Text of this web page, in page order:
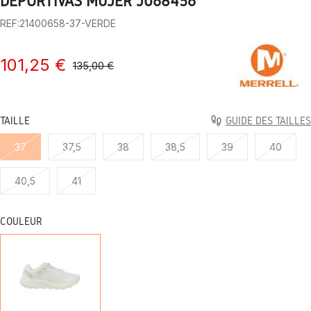
REF:21400658-37-VERDE
101,25 € 135,00 €
TAILLE GUIDE DES TAILLES
37 37,5 38 38,5 39 40
40,5 41
COULEUR